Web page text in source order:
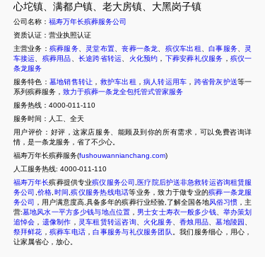
心坨镇、满都户镇、老大房镇、大黑岗子镇
公司名称： 福寿万年长殡葬服务公司
资质认证：营业执照认证
主营业务： 殡葬服务、 灵堂布置 、丧葬一条龙 殡仪车出租 、白事服务
灵
车接运
殡葬用品 长途跨省转运 火化预约 ， 下葬安葬礼仪服务 ， 殡仪一
条龙服务
服务特色： 墓地销售转让 ， 救护车出租 ， 病人转运用车 ， 跨省骨灰护送等一
系列殡葬服务， 致力于殡葬一条龙全包托管式管家服务
服务热线：4000-011-110
服务时间：人工、全天
用户评价：好评，这家店服务、能顾及到你的所有需求，可以免费咨询详
情，是一条龙服务，省了不少心。
福寿万年长殡葬服务(fushouwannianchang.com)
人工服务热线: 4000-011-110
福寿万年长殡葬提供专业殡仪服务公司 医疗院后护送非急救转运咨询租赁服
务公司 价格 时间 殡仪服务热线电话等业务，致力于做专业的殡葬一条龙服
务公司
，用户满意度高,具备多年的殡葬行业经验,了解全国各地风俗习惯 ，主
营:墓地风水一平方多少钱与地点位置 ， 男士女士寿衣一般多少钱、 举办策划
追悼会 ， 遗像制作 ， 灵车租赁转运咨询、 火化服务、香烛用品 、墓地陵园
祭拜鲜花 ， 殡葬车电话 ，白事服务与礼仪服务团队
。我们服务细心，用心，
让家属省心，放心。